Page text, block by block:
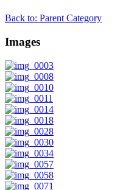
Back to: Parent Category
Images